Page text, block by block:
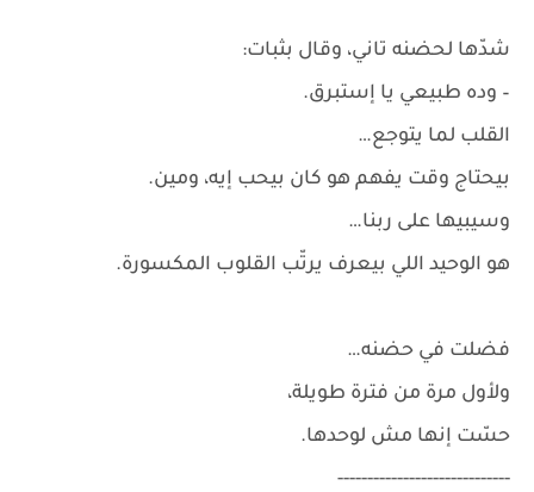
شدّها لحضنه تاني، وقال بثبات:
– وده طبيعي يا إستبرق.
القلب لما يتوجع…
بيحتاج وقت يفهم هو كان بيحب إيه، ومين.
وسيبيها على ربنا…
هو الوحيد اللي بيعرف يرتّب القلوب المكسورة.
فضلت في حضنه…
ولأول مرة من فترة طويلة،
حسّت إنها مش لوحدها.
-----------------------------